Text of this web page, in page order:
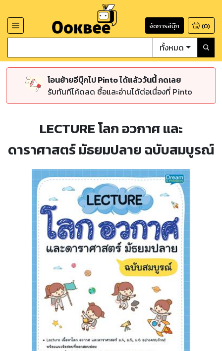
จัดการอีบุ๊ก (0)
ทั้งหมด
โอนย้ายอีบุ๊กไป Pinto ได้แล้ววันนี้ กดเลย
รับทันทีโค้ดลด ซื้อและอ่านได้ต่อเนื่องที่ Pinto
LECTURE โลก อวกาศ และ
ดาราศาสตร์ มัธยมปลาย ฉบับสมบูรณ์